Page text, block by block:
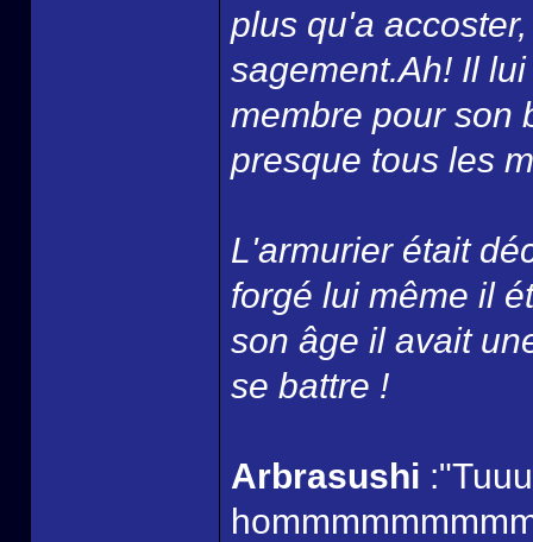
plus qu'a
sagement.Ah! Il
membre pour son
presque tous les
L'armurier était
forgé lui même il
son âge il avait
se battre !
Arbrasushi